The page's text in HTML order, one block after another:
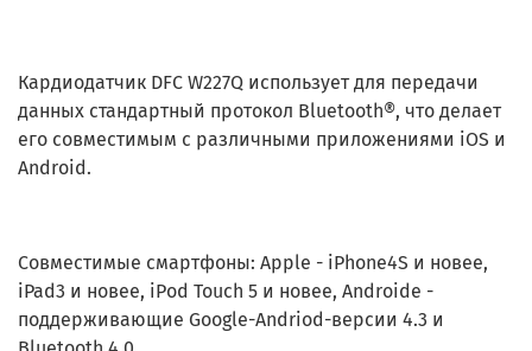
Кардиодатчик DFC W227Q использует для передачи
данных стандартный протокол Bluetooth®, что делает
его совместимым с различными приложениями iOS и
Android.
Совместимые смартфоны: Apple - iPhone4S и новее,
iPad3 и новее, iPod Touch 5 и новее, Androide -
поддерживающие Google-Andriod-версии 4.3 и